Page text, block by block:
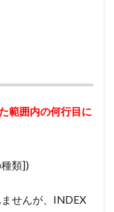
範囲内の何行目に
類])
せんが、INDEX